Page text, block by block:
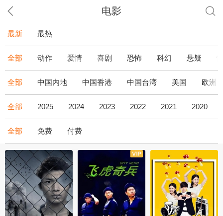
电影
最新 最热
全部 动作 爱情 喜剧 恐怖 科幻 悬疑
全部 中国内地 中国香港 中国台湾 美国 欧洲
全部 2025 2024 2023 2022 2021 2020
全部 免费 付费